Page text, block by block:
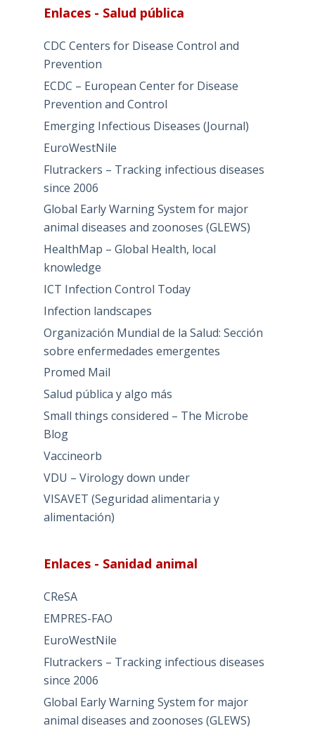
Enlaces - Salud pública
CDC Centers for Disease Control and
Prevention
ECDC – European Center for Disease
Prevention and Control
Emerging Infectious Diseases (Journal)
EuroWestNile
Flutrackers – Tracking infectious diseases
since 2006
Global Early Warning System for major
animal diseases and zoonoses (GLEWS)
HealthMap – Global Health, local
knowledge
ICT Infection Control Today
Infection landscapes
Organización Mundial de la Salud: Sección
sobre enfermedades emergentes
Promed Mail
Salud pública y algo más
Small things considered – The Microbe
Blog
Vaccineorb
VDU – Virology down under
VISAVET (Seguridad alimentaria y
alimentación)
Enlaces - Sanidad animal
CReSA
EMPRES-FAO
EuroWestNile
Flutrackers – Tracking infectious diseases
since 2006
Global Early Warning System for major
animal diseases and zoonoses (GLEWS)